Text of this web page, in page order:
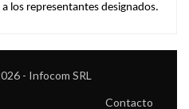
los representantes designados.
- Infocom SRL
Contacto